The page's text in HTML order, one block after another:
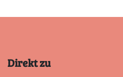
Direkt zu